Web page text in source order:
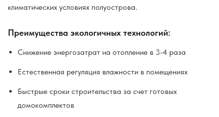
климатических условиях полуострова.
Преимущества экологичных технологий:
Снижение энергозатрат на отопление в 3-4 раза
Естественная регуляция влажности в помещениях
Быстрые сроки строительства за счет готовых
домокомплектов